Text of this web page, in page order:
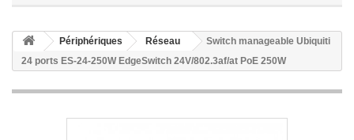
Périphériques Réseau
Switch manageable Ubiquiti
24 ports ES-24-250W EdgeSwitch 24V/802.3af/at PoE 250W